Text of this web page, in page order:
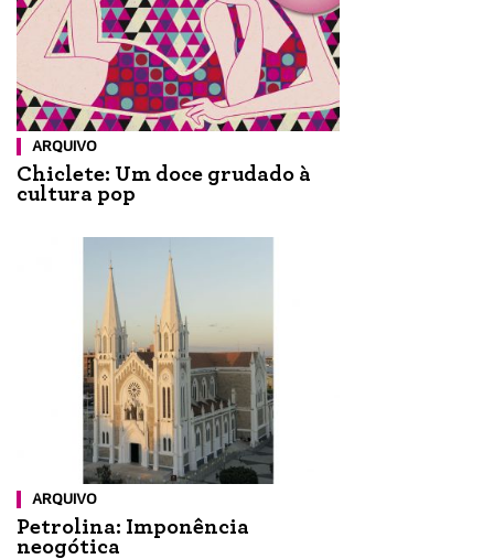
ARQUIVO
Chiclete: Um doce grudado à
cultura pop
ARQUIVO
Petrolina: Imponência
neogótica